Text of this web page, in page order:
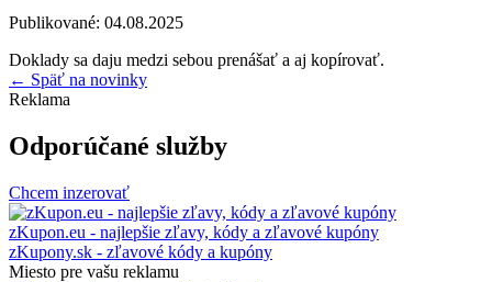
Publikované: 04.08.2025
Doklady sa daju medzi sebou prenášať a aj kopírovať.
← Späť na novinky
Reklama
Odporúčané služby
Chcem inzerovať
zKupon.eu - najlepšie zľavy, kódy a zľavové kupóny
zKupony.sk - zľavové kódy a kupóny
Miesto pre vašu reklamu